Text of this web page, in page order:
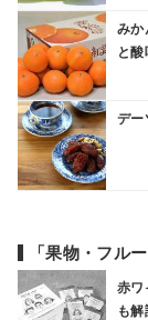
みか
と
デー
「果物・フル
赤ワ
も解